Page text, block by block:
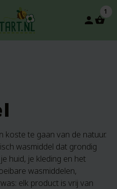
person
1
koste te gaan van de natuur.
wasmiddel dat grondig
huid, je kleding en het
wasmiddelen,
elk product is vrij van